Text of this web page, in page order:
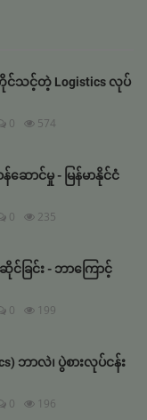
ကိုင်သင့်တဲ့ Logistics လုပ်
0 574
ဆောင်မှု - မြန်မာနိုင်ငံ
0 235
ခြင်း - ဘာကြောင့်
0 199
ဘာလဲ၊ ပွဲစားလုပ်ငန်း
0 196